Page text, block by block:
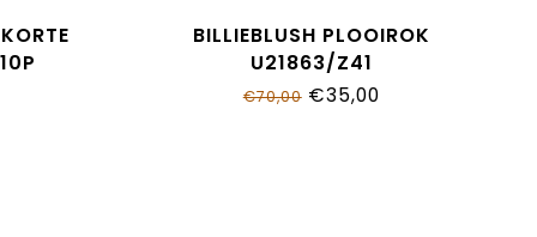
BILLIEBLUSH PLOOIROK
U21863/Z41
€70,00€35,00